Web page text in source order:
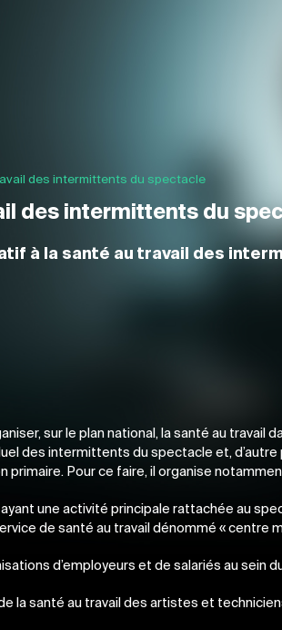
des intermittents du spectacle
des intermittents du
à la santé au travail des
sur le plan national, la santé au travail
des intermittents du spectacle et,
primaire. Pour ce faire, il organise
une activité principale rattachée au
de santé au travail dénommé « centre
d’employeurs et de salariés au sein
la santé au travail des artistes et